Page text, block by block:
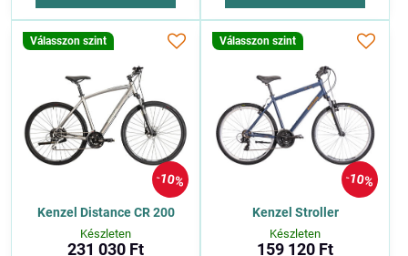
10%
Válasszon szint
Kenzel Distance CR 200
Készleten
231 030 Ft
10%
Válasszon szint
Kenzel Stroller
Készleten
159 120 Ft